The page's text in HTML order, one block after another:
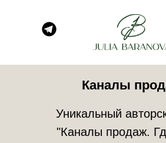
Каналы
Уникальный
"Каналы продаж.